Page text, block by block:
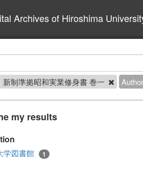
Archives of Hiroshima
新制準拠昭和実業修身書 巻一 Author
my results
学図書館 1